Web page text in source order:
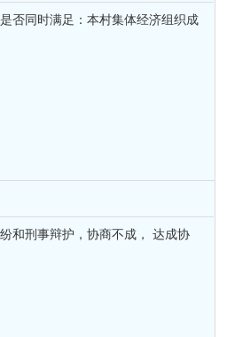
否同时满足：本村集体经济组织成
和刑事辩护，协商不成， 达成协